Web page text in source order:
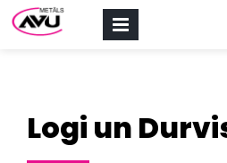
Logi un